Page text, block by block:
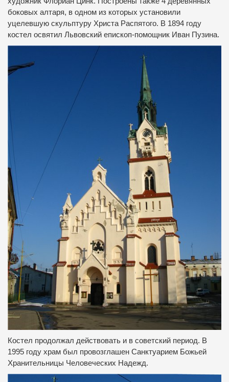
боковых алтаря, в одном из которых установили
уцелевшую скульптуру Христа Распятого. В 1894 году
костел освятил Львовский епископ-помощник Иван Пузина.
Костел продолжал действовать и в советский период. В
1995 году храм был провозглашен Санктуарием Божьей
Хранительницы Человеческих Надежд.